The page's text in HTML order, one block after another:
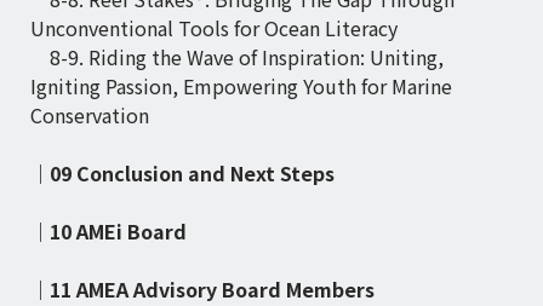
Unconventional Tools for Ocean Literacy
8-9. Riding the Wave of Inspiration: Uniting,
Igniting Passion, Empowering Youth for Marine
Conservation
｜09 Conclusion and Next Steps
｜10 AMEi Board
｜11 AMEA Advisory Board Members